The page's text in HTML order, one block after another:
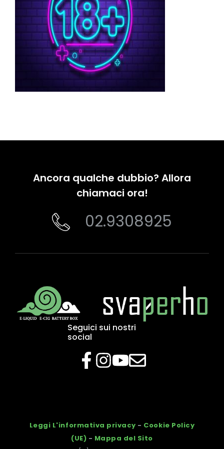
Ancora qualche dubbio? Allora
chiamaci ora!
02.9308925
Seguici sui nostri
social
Leggi L'informativa privacy - Cookie Policy
(UE) - Mappa del Sito